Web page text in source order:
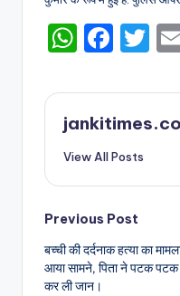
W
a
ts
A
p
p
F
c
e
b
o
o
k
T
it
te
View All Posts
Post
Previous Post
बच्ची की दर्दनाक हत्या का
आया सामने, पिता ने पटक पटक
कर ली जान।